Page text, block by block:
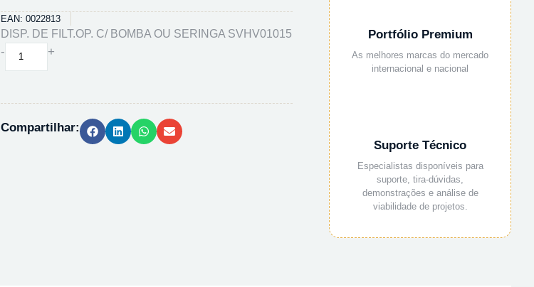
EAN: 0022813
DISP. DE FILT.OP. C/ BOMBA OU SERINGA SVHV01015
-
DISP.
DE
C/
BOMBA
+
Compartilhar:
Portfólio Premium
As melhores marcas do mercado
internacional e nacional
Suporte Técnico
Especialistas disponíveis para
suporte, tira-dúvidas,
demonstrações e análise de
viabilidade de projetos.